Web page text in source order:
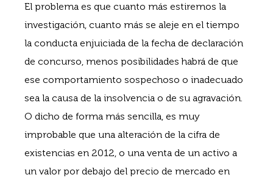
El problema es que cuanto más estiremos la
investigación, cuanto más se aleje en el tiempo
la conducta enjuiciada de la fecha de declaración
de concurso, menos posibilidades habrá de que
ese comportamiento sospechoso o inadecuado
sea la causa de la insolvencia o de su agravación.
O dicho de forma más sencilla, es muy
improbable que una alteración de la cifra de
existencias en 2012, o una venta de un activo a
un valor por debajo del precio de mercado en